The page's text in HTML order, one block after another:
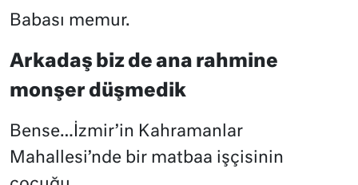
Babası memur.
Arkadaş biz de ana rahmine
monşer düşmedik
Bense…İzmir’in Kahramanlar
Mahallesi’nde bir matbaa işçisinin